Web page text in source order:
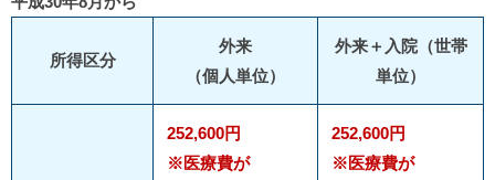
所得区分
外来
（個人単位）
外来＋入院（世帯
単位）
252,600円
※医療費が
252,600円
※医療費が